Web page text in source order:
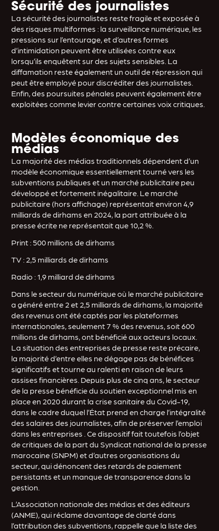
Sécurité des journalistes
La sécurité des journalistes reste fragile et exposée à
des risques multiformes : la surveillance numérique, les
pressions sur l’entourage, et d’autres formes
d’intimidation peuvent être utilisées contre eux
lorsqu’ils enquêtent sur des sujets sensibles. La
diffamation reste également un outil de répression qui
peut être employé pour discréditer des journalistes.
Enfin, des poursuites pénales peuvent également être
exploitées comme levier contre certaines voix critiques.
Modèles économique des
médias
La majorité des médias traditionnels dépendent d’un
modèle économique essentiellement tourné vers les
subventions publiques et un marché publicitaire peu
développé et fortement inégalitaire. Le marché
publicitaire (hors affichage) représentait environ 4,9
milliards de dirhams en 2024, la part attribuée à la
presse écrite ne représentait que 10,2 %.
Print : 500 millions de dirhams
TV : 2,5 milliards de dirhams
Radio : 1,9 milliard de dirhams
Dans le secteur du numérique où le marché publicitaire
a généré entre 2 et 2,5 milliards de dirhams, la majorité
des revenus ont été captés par les plateformes
internationales, seulement 7 % des revenus, soit 600
millions de dirhams, ont bénéficié aux acteurs locaux.
La situation des entreprises de presse reste précaire,
la majorité d’entre elles ne dégage pas de bénéfices
significatifs et tourne au ralenti en raison de leurs
assises financières. Depuis plus de cinq ans, le secteur
de la presse bénéficie du soutien exceptionnel mis en
place en 2020 durant la crise sanitaire du Covid-19,
dans le cadre duquel l’État prend en charge l’intégralité
des salaires des journalistes, afin de préserver l’emploi
dans les entreprises . Ce dispositif fait toutefois l’objet
de critiques de la part du Syndicat national de la presse
marocaine (SNPM) et d’autres organisations du
secteur, qui dénoncent des retards de paiement
persistants et un manque de transparence dans la
gestion.
L’Association nationale des médias et des éditeurs
(ANME), qui réclame davantage de clarté dans
l’attribution des subventions, rappelle que la liste des